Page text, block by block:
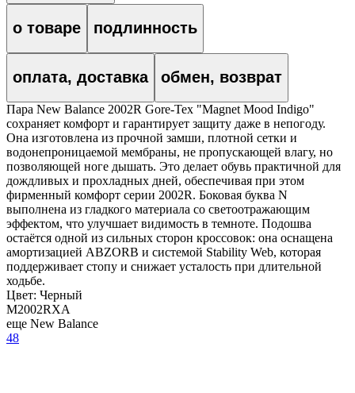
о товаре подлинность
оплата, доставка обмен, возврат
Пара New Balance 2002R Gore-Tex "Magnet Mood Indigo"
сохраняет комфорт и гарантирует защиту даже в непогоду.
Она изготовлена из прочной замши, плотной сетки и
водонепроницаемой мембраны, не пропускающей влагу, но
позволяющей ноге дышать. Это делает обувь практичной для
дождливых и прохладных дней, обеспечивая при этом
фирменный комфорт серии 2002R. Боковая буква N
выполнена из гладкого материала со светоотражающим
эффектом, что улучшает видимость в темноте. Подошва
остаётся одной из сильных сторон кроссовок: она оснащена
амортизацией ABZORB и системой Stability Web, которая
поддерживает стопу и снижает усталость при длительной
ходьбе.
Цвет: Черный
M2002RXA
еще New Balance
48